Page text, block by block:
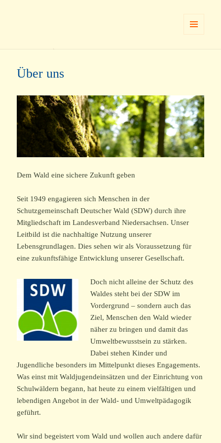
Über uns
Dem Wald eine sichere Zukunft geben
Seit 1949 engagieren sich Menschen in der
Schutzgemeinschaft Deutscher Wald (SDW) durch ihre
Mitgliedschaft im Landesverband Niedersachsen. Unser
Leitbild ist die nachhaltige Nutzung unserer
Lebensgrundlagen. Dies sehen wir als Voraussetzung für
eine zukunftsfähige Entwicklung unserer Gesellschaft.
Doch nicht alleine der Schutz des
Waldes steht bei der SDW im
Vordergrund – sondern auch das
Ziel, Menschen den Wald wieder
näher zu bringen und damit das
Umweltbewusstsein zu stärken.
Dabei stehen Kinder und
Jugendliche besonders im Mittelpunkt dieses Engagements.
Was einst mit Waldjugendeinsätzen und der Einrichtung von
Schulwäldern begann, hat heute zu einem vielfältigen und
lebendigen Angebot in der Wald- und Umweltpädagogik
geführt.
Wir sind begeistert vom Wald und wollen auch andere dafür